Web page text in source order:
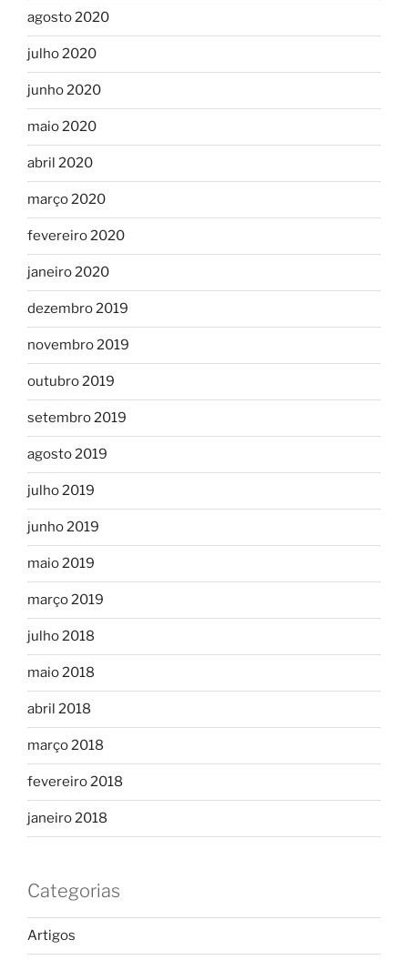
agosto 2020
julho 2020
junho 2020
maio 2020
abril 2020
março 2020
fevereiro 2020
janeiro 2020
dezembro 2019
novembro 2019
outubro 2019
setembro 2019
agosto 2019
julho 2019
junho 2019
maio 2019
março 2019
julho 2018
maio 2018
abril 2018
março 2018
fevereiro 2018
janeiro 2018
Categorias
Artigos